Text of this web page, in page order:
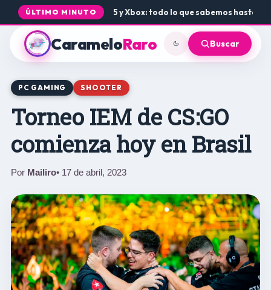
ÚLTIMO MINUTO
de Rogue Core a PS5 y Xbox: todo lo que sabemos hasta
CarameloRaro Buscar
PC GAMING SHOOTER
Torneo IEM de CS:GO
comienza hoy en Brasil
Por Mailiro• 17 de abril, 2023